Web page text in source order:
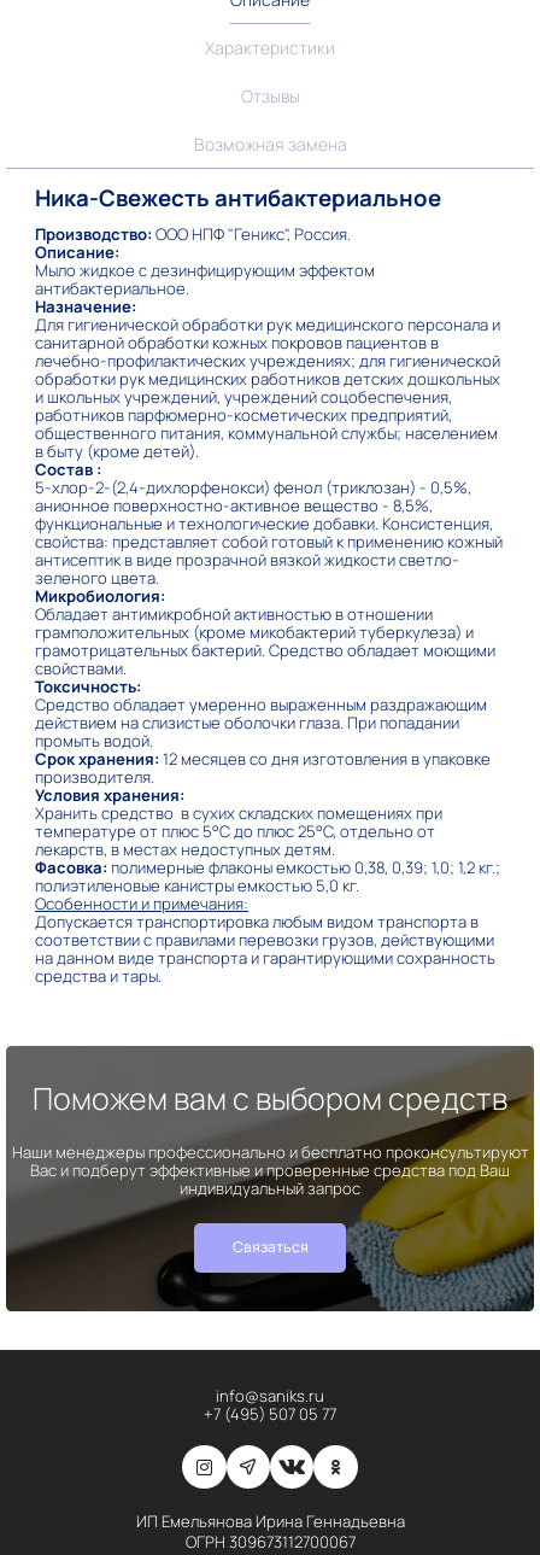
Характеристики
Отзывы
Возможная замена
Ника-Свежесть антибактериальное
Производство:ООО НПФ "Геникс", Россия.
Описание:
Мыло жидкое с дезинфицирующим эффектом
антибактериальное.
Назначение:
Для гигиенической обработки рук медицинского персонала и
санитарной обработки кожных покровов пациентов в
лечебно-профилактических учреждениях; для гигиенической
обработки рук медицинских работников детских дошкольных
и школьных учреждений, учреждений соцобеспечения,
работников парфюмерно-косметических предприятий,
общественного питания, коммунальной службы; населением
в быту (кроме детей).
Состав :
5-хлор-2-(2,4-дихлорфенокси) фенол (триклозан) - 0,5%,
анионное поверхностно-активное вещество - 8,5%,
функциональные и технологические добавки. Консистенция,
свойства: представляет собой готовый к применению кожный
антисептик в виде прозрачной вязкой жидкости светло-
зеленого цвета.
Микробиология:
Обладает антимикробной активностью в отношении
грамположительных (кроме микобактерий туберкулеза) и
грамотрицательных бактерий. Средство обладает моющими
свойствами.
Токсичность:
Средство обладает умеренно выраженным раздражающим
действием на слизистые оболочки глаза. При попадании
промыть водой.
Срок хранения: 12 месяцев со дня изготовления в упаковке
производителя.
Условия хранения:
Хранить средство в сухих складских помещениях при
температуре от плюс 5°С до плюс 25°С, отдельно от
лекарств, в местах недоступных детям.
Фасовка: полимерные флаконы емкостью 0,38, 0,39; 1,0; 1,2 кг.;
полиэтиленовые канистры емкостью 5,0 кг.
Особенности и примечания:
Допускается транспортировка любым видом транспорта в
соответствии с правилами перевозки грузов, действующими
на данном виде транспорта и гарантирующими сохранность
средства и тары.
Поможем вам с выбором средств
Наши менеджеры профессионально и бесплатно проконсультируют
Вас и подберут эффективные и проверенные средства под Ваш
индивидуальный запрос
Связаться
info@saniks.ru
+7 (495) 507 05 77
ИП Емельянова Ирина Геннадьевна
ОГРН 309673112700067